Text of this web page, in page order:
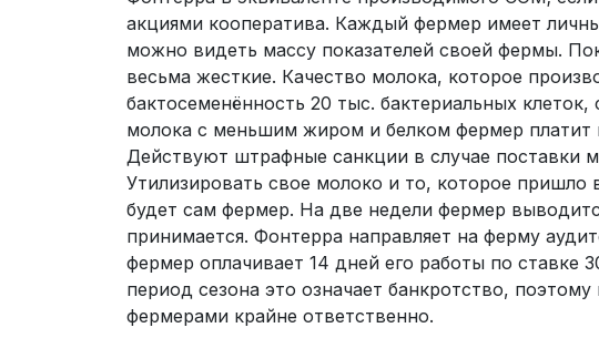
акциями кооператива. Каждый фермер имеет
можно видеть массу показателей своей фермы.
весьма жесткие. Качество молока, которое
бактосеменённость 20 тыс. бактериальных
молока с меньшим жиром и белком фермер платит
Действуют штрафные санкции в случае поставки
Утилизировать свое молоко и то, которое пришло
будет сам фермер. На две недели фермер
принимается. Фонтерра направляет на ферму
фермер оплачивает 14 дней его работы по ставке
период сезона это означает банкротство,
фермерами крайне ответственно.